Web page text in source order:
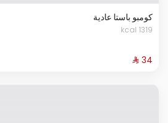
كومبو باستا عادية
1319 kcal